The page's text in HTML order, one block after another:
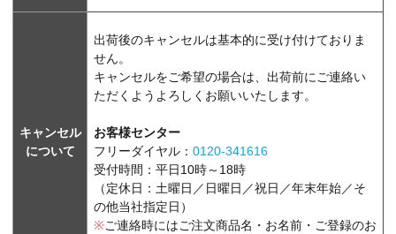
キャンセル
について
出荷後のキャンセルは基本的に受け付けておりま
せん。
キャンセルをご希望の場合は、出荷前にご連絡い
ただくようよろしくお願いいたします。
お客様センター
フリーダイヤル： 0120-341616
受付時間：平日10時～18時
（定休日：土曜日／日曜日／祝日／年末年始／そ
の他当社指定日）
※ご連絡時にはご注文商品名・お名前・ご登録のお